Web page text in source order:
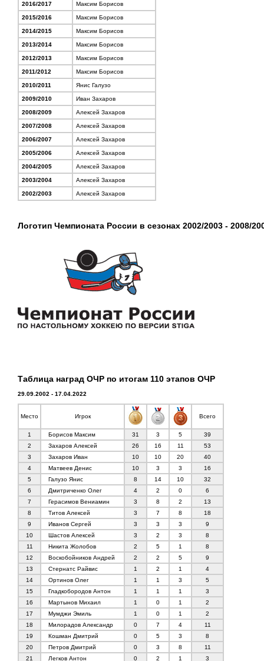
2016/2017 Максим Борисов
2015/2016 Максим Борисов
2014/2015 Максим Борисов
2013/2014 Максим Борисов
2012/2013 Максим Борисов
2011/2012 Максим Борисов
2010/2011 Янис Галузо
2009/2010 Иван Захаров
2008/2009 Алексей Захаров
2007/2008 Алексей Захаров
2006/2007 Алексей Захаров
2005/2006 Алексей Захаров
2004/2005 Алексей Захаров
2003/2004 Алексей Захаров
2002/2003 Алексей Захаров
Логотип Чемпионата России в сезонах 2002/2003 - 2008/
Таблица наград ОЧР по итогам 110 этапов ОЧР
29.09.2002 - 17.04.2022
Место Игрок Всего
1 Борисов Максим 31 3 5
39
2
Захаров Алексей 26 16 11
53
3
Захаров Иван 10 10 20
40
4
Матвеев Денис 10 3 3
16
5
Галузо Янис 8 14 10
32
6
Дмитриченко Олег 4 2 0
6
7
Герасимов Вениамин 3 8 2
13
8
Титов Алексей 3 7 8
18
9
Иванов Сергей 3 3 3
9
10
Шастов Алексей 3 2 3
8
11
Никита Жолобов 2 5 1
8
12
Воскобойников Андрей 2 2 5
9
13
Стернатс Райвис 1 2 1
4
14
Ортинов Олег 1 1 3
5
15
Гладкобородов Антон 1 1 1
3
16
Мартынов Михаил 1 0 1
2
17
Мумджи Эмиль 1 0 1
2
18
Милорадов Александр 0 7 4
11
19
Кошман Дмитрий 0 5 3
8
20
Петров Дмитрий 0 3 8
11
21
Легков Антон 0 2 1
3